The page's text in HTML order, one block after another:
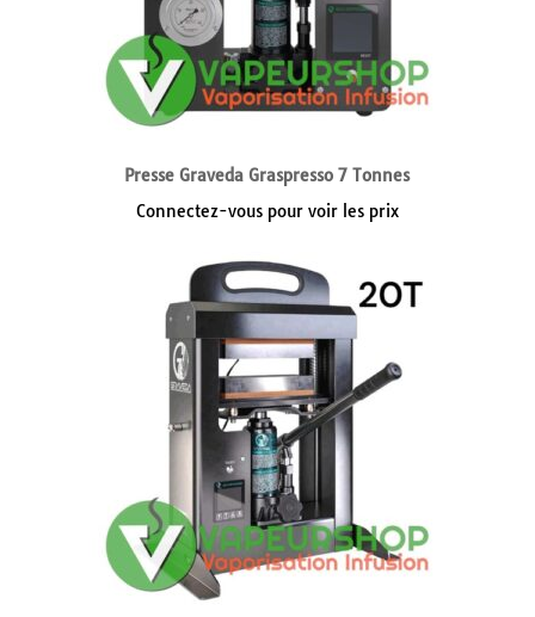
Presse Graveda Graspresso 7 Tonnes
Connectez-vous pour voir les prix